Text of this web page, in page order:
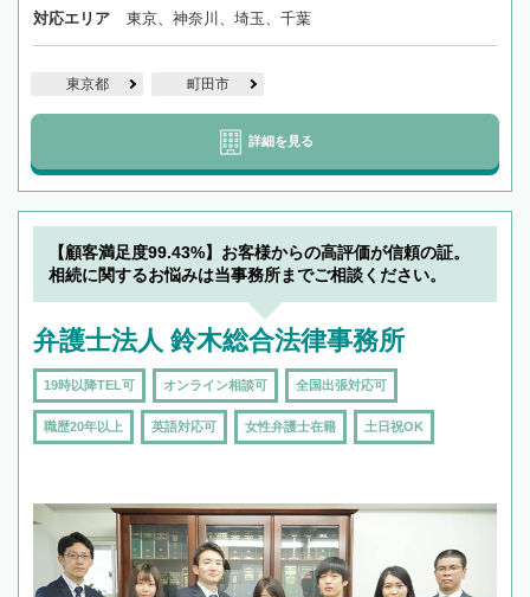
対応エリア 東京、神奈川、埼玉、千葉
東京都 町田市
詳細を見る
【顧客満足度99.43%】お客様からの高評価が信頼の証。
相続に関するお悩みは当事務所までご相談ください。
弁護士法人 鈴木総合法律事務所
19時以降TEL可 オンライン相談可 全国出張対応可
職歴20年以上 英語対応可 女性弁護士在籍 土日祝OK